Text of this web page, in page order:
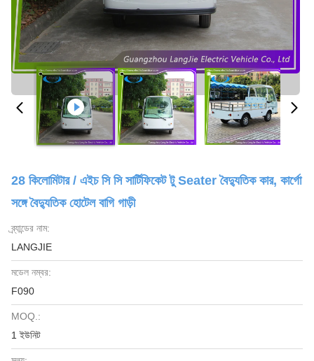
28 কিলোমিটার / এইচ সি সি সার্টিফিকেট টু Seater বৈদ্যুতিক কার, কার্গো
সঙ্গে বৈদ্যুতিক হোটেল বাগি গাড়ী
ব্র্যান্ডের নাম:
LANGJIE
মডেল নম্বর:
F090
MOQ.:
1 ইউনিট